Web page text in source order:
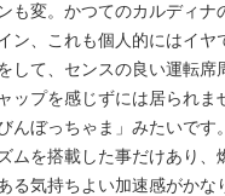
も変。かつてのカルディ
ン、これも個人的にはイヤ
して、センスの良い運転
ップを感じずには居られ
ぼっちゃま」みたいです。
ムを搭載した事だけあり
る気持ちよい加速感がか